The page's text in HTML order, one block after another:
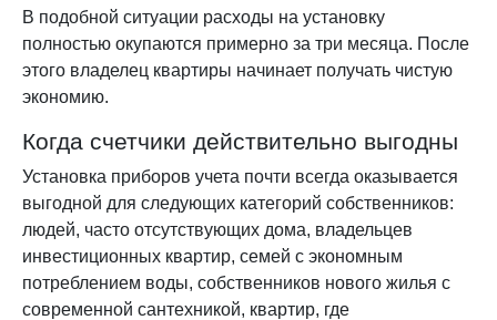
В подобной ситуации расходы на установку
полностью окупаются примерно за три месяца. После
этого владелец квартиры начинает получать чистую
экономию.
Когда счетчики действительно выгодны
Установка приборов учета почти всегда оказывается
выгодной для следующих категорий собственников:
людей, часто отсутствующих дома, владельцев
инвестиционных квартир, семей с экономным
потреблением воды, собственников нового жилья с
современной сантехникой, квартир, где